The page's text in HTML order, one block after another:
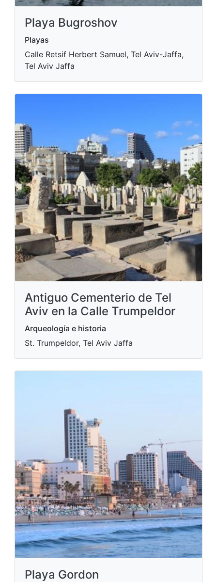
Playa Bugroshov
Playas
Calle Retsif Herbert Samuel, Tel Aviv-Jaffa,
Tel Aviv Jaffa
Antiguo Cementerio de Tel
Aviv en la Calle Trumpeldor
Arqueología e historia
St. Trumpeldor, Tel Aviv Jaffa
Playa Gordon